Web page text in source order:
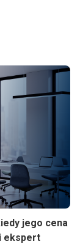
jego cena
ekspert